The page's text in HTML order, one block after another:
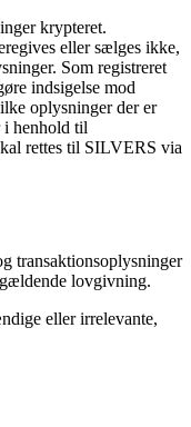
krypteret.
eller sælges ikke,
Som registreret
indsigelse mod
oplysninger der er
i henhold til
rettes til SILVERS via
transaktionsoplysninger
lovgivning.
eller irrelevante,